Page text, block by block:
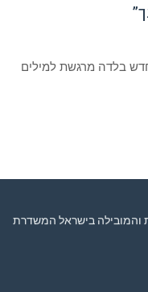
חדש בלדה מרגשת למילים
והמובילה בישראל המשדרת